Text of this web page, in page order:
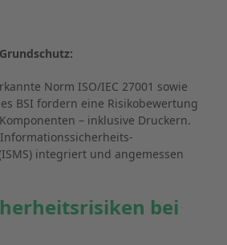
Norm ISO/IEC 27001 sowie
BSI fordern eine Risikobewertung
– inklusive Druckern.
integriert und angemessen
bei